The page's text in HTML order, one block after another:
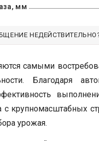
мм
самыми
Благодаря
с крупномасштабных
урожая.